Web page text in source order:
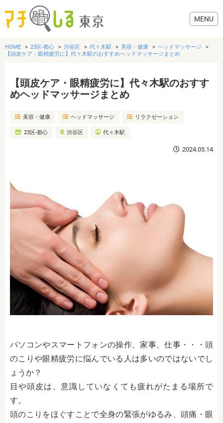
グルメ
美容・健康
生活
HOME 23区-都心 渋谷区 代々木駅 美容・健康
ヘッドマッサージ
【頭皮ケア・眼精疲労に】代々木駅のおすすめヘッドマッサージまとめ
【頭皮ケア・眼精疲労に】代々木駅のおすす
めヘッドマッサージまとめ
美容・健康 ヘッドマッサージ リラクゼーション
23区-都心 渋谷区 代々木駅
2024.05.14
パソコンやスマートフォンの操作、家事、仕事・・・頭
のこりや眼精疲労に悩んでいる人は多いのではないでし
ょうか？
目や頭皮は、意識していなくても疲れがたまる場所で
す。
頭のこりをほぐすことで全身の緊張がゆるみ、頭痛・眼